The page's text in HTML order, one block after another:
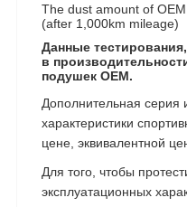
The dust amount of
(after 1,000km mileage)
Данные
в
подушек OEM.
Дополнительная серия
характеристики
цене, эквивалентной
Для того, чтобы
эксплуатационных